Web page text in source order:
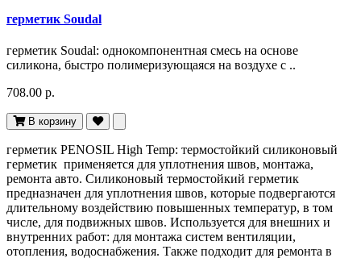
герметик Soudal
герметик Soudal: однокомпонентная смесь на основе
силикона, быстро полимеризующаяся на воздухе с ..
708.00 р.
В корзину
герметик PENOSIL High Temp: термостойкий силиконовый
герметик применяется для уплотнения швов, монтажа,
ремонта авто. Силиконовый термостойкий герметик
предназначен для уплотнения швов, которые подвергаются
длительному воздействию повышенных температур, в том
числе, для подвижных швов. Используется для внешних и
внутренних работ: для монтажа систем вентиляции,
отопления, водоснабжения. Также подходит для ремонта в